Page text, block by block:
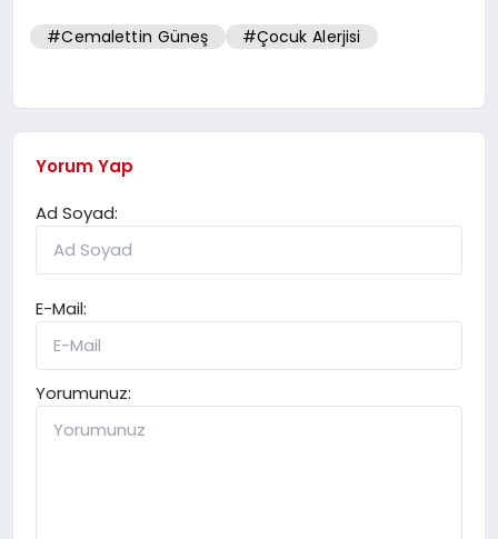
#Cemalettin Güneş #Çocuk Alerjisi
Yorum Yap
Ad Soyad:
E-Mail:
Yorumunuz: